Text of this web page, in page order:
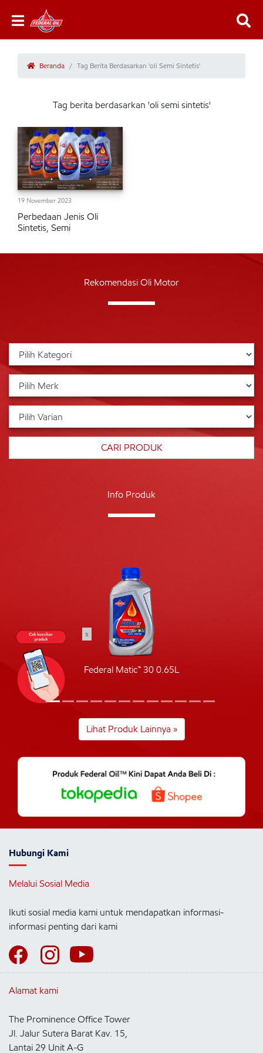
Beranda Tag Berita Berdasarkan 'oli Semi Sintetis'
Tag berita berdasarkan 'oli semi sintetis'
19 November 2023
Perbedaan Jenis Oli
Sintetis, Semi
Rekomendasi Oli Motor
Info Produk
Federal Matic™ 30 0.65L
Lihat Produk Lainnya »
Hubungi Kami
Melalui Sosial Media
Ikuti sosial media kami untuk mendapatkan informasi-
informasi penting dari kami
Alamat kami
The Prominence Office Tower
Jl. Jalur Sutera Barat Kav. 15,
Lantai 29 Unit A-G
x